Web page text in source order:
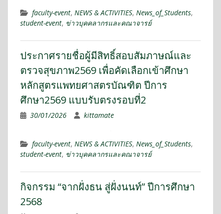
faculty-event, NEWS & ACTIVITIES, News_of_Students,
student-event, ข่าวบุคคลากรและคณาจารย์
ประกาศรายชื่อผู้มีสิทธิ์สอบสัมภาษณ์และ
ตรวจสุขภาพ2569 เพื่อคัดเลือกเข้าศึกษา
หลักสูตรแพทยศาสตรบัณฑิต ปีการ
ศึกษา2569 แบบรับตรงรอบที่2
30/01/2026 kittamate
faculty-event, NEWS & ACTIVITIES, News_of_Students,
student-event, ข่าวบุคคลากรและคณาจารย์
กิจกรรม “จากฝั่งธน สู่ฝั่งนนท์” ปีการศึกษา
2568